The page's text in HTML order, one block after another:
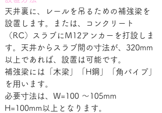
天井裏に、レールを吊るための補強梁を
設置します。または、コンクリート
（RC）スラブにM12アンカーを打設しま
す。天井からスラブ間の⼨法が、320mm
以上であれば、設置は可能です。
補強梁には「⽊梁」「H鋼」「⾓パイプ」
を⽤います。
必要⼨法は、W=100 〜105mm
H=100mm以上となります。